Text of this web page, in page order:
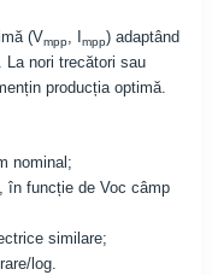
(Vmpp, I mpp) adaptând
La nori trecători sau
producția optimă.
nominal;
în funcție de Voc câmp
similare;
log.